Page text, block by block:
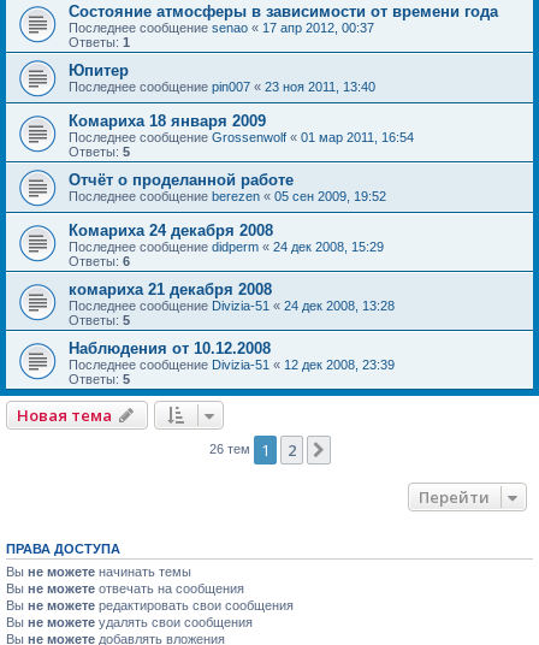
Состояние атмосферы в зависимости от времени года
Последнее сообщение senao « 17 апр 2012, 00:37
Ответы: 1
Юпитер
Последнее сообщение pin007 « 23 ноя 2011, 13:40
Комариха 18 января 2009
Последнее сообщение Grossenwolf « 01 мар 2011, 16:54
Ответы: 5
Отчёт о проделанной работе
Последнее сообщение berezen « 05 сен 2009, 19:52
Комариха 24 декабря 2008
Последнее сообщение didperm « 24 дек 2008, 15:29
Ответы: 6
комариха 21 декабря 2008
Последнее сообщение Divizia-51 « 24 дек 2008, 13:28
Ответы: 5
Наблюдения от 10.12.2008
Последнее сообщение Divizia-51 « 12 дек 2008, 23:39
Ответы: 5
Новая тема
26 тем 1 2
Перейти
ПРАВА ДОСТУПА
Вы не можете начинать темы
Вы не можете отвечать на сообщения
Вы не можете редактировать свои сообщения
Вы не можете удалять свои сообщения
Вы не можете добавлять вложения